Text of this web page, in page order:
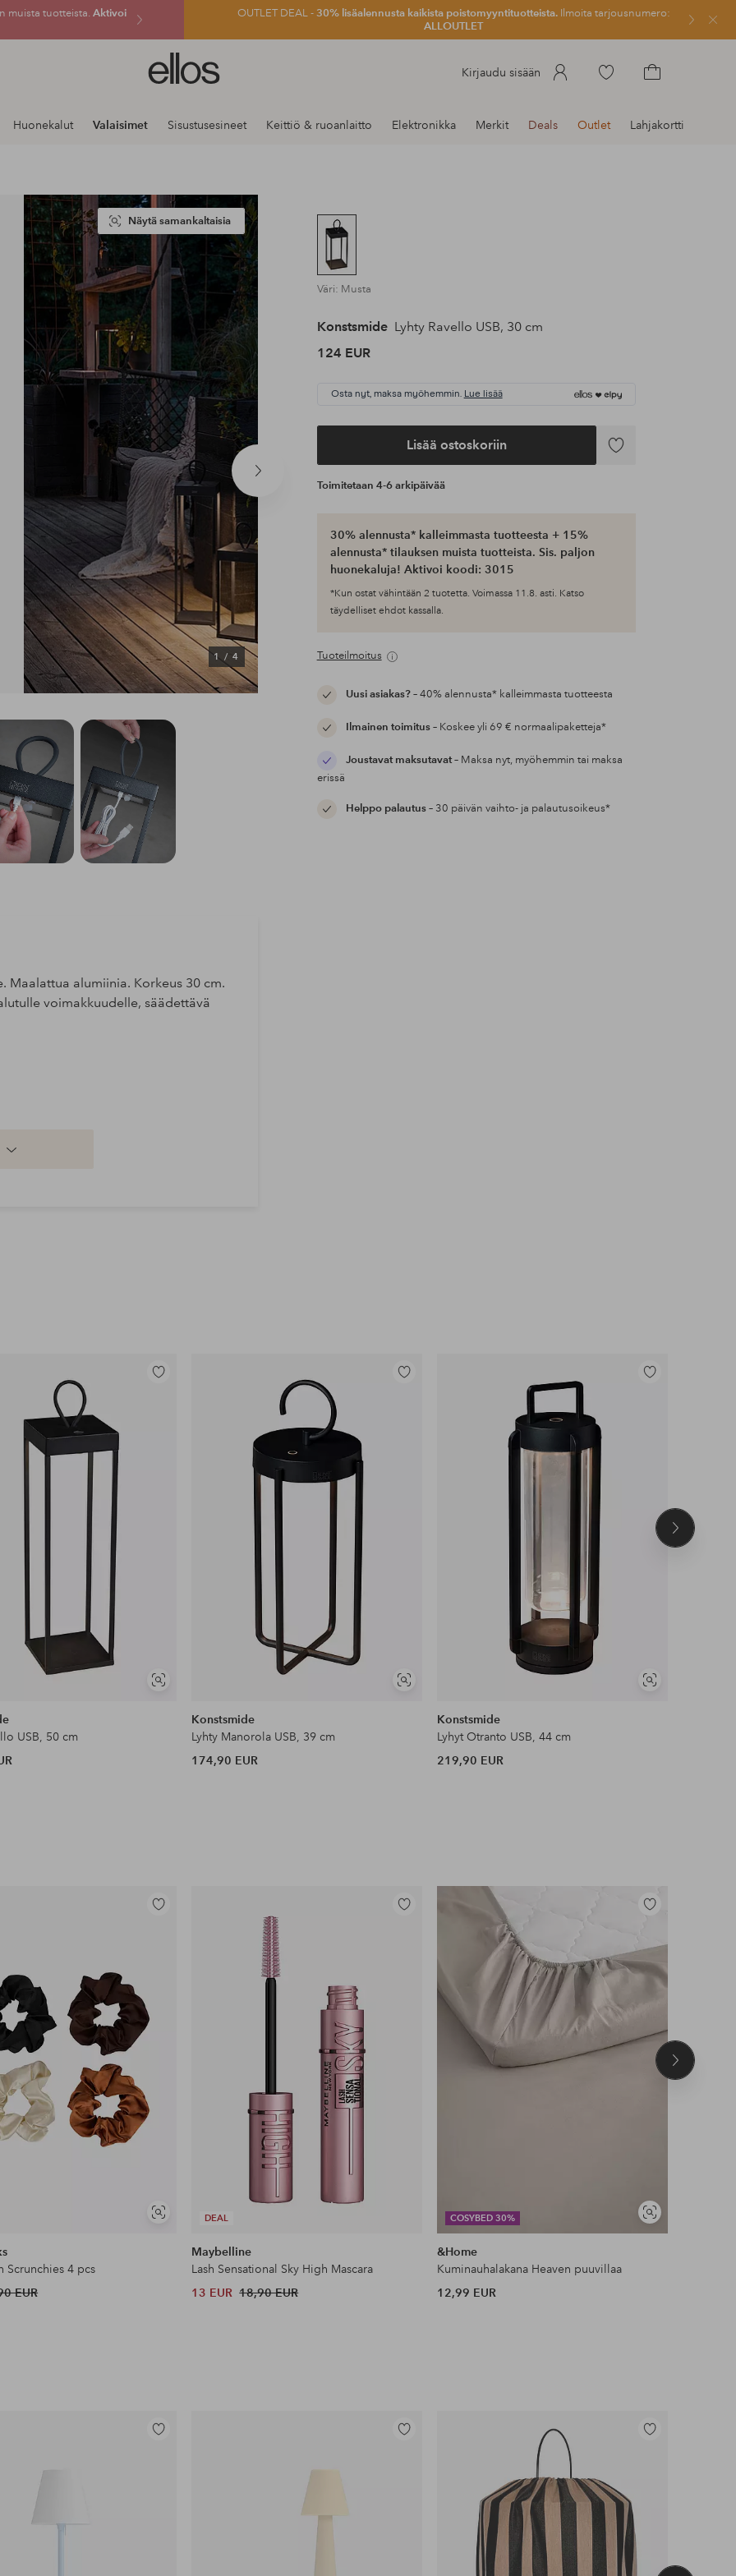
muista tuotteista. Aktivoi
OUTLET DEAL -30% lisäalennusta kaikista poistomyyntituotteista.Ilmoita tarjousnumero:
ALLOUTLET
Sulje
Ellos-
logo
siirry
Kirjaudu sisään
Siirry
Huonekalut Valaisimet Sisustusesineet Keittiö & ruoanlaitto Elektronikka Merkit Deals Outlet Lahjakortti
Seuraava
tuote
1/ 4
Näytä samankaltaisia
Väri: Musta
Konstsmide Lyhty Ravello USB, 30 cm
124 EUR
Osta nyt, maksa myöhemmin. Lue lisää
Lisää ostoskoriin
Lisää
Toimitetaan 4-6 arkipäivää
30% alennusta* kalleimmasta tuotteesta + 15%
alennusta* tilauksen muista tuotteista. Sis. paljon
huonekaluja! Aktivoi koodi: 3015
*Kun ostat vähintään 2 tuotetta. Voimassa 11.8. asti. Katso
täydelliset ehdot kassalla.
Tuoteilmoitus
Uusi asiakas?– 40% alennusta* kalleimmasta tuotteesta
Ilmainen toimitus– Koskee yli 69 € normaalipaketteja*
Joustavat maksutavat– Maksa nyt, myöhemmin tai maksa
erissä
Helppo palautus– 30 päivän vaihto- ja palautusoikeus*
Maalattua alumiinia. Korkeus 30 cm.
voimakkuudelle, säädettävä
Näytä
Lisää
USB, 50 cm
Näytä
Lisää
Konstsmide
Lyhty Manorola USB, 39 cm
174,90 EUR
Näytä
Lisää
Konstsmide
Lyhyt Otranto USB, 44 cm
219,90 EUR
Seuraava
Näytä
Lisää
Scrunchies 4 pcs
EUR
DEAL
Lisää
Maybelline
Lash Sensational Sky High Mascara
13 EUR 18,90 EUR
COSYBED 30%
Näytä
samankaltaisia
Lisää
&Home
Kuminauhalakana Heaven puuvillaa
12,99 EUR
Seuraava
Lisää
Lisää
Lisää